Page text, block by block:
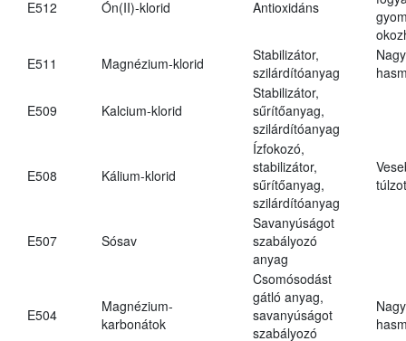
E512 Ón(II)-klorid Antioxidáns
E511
Magnézium-klorid
Stabilizátor,
szilárdítóanyag
E509 Kalcium-klorid
Stabilizátor,
sűrítőanyag,
szilárdítóanyag
E508 Kálium-klorid
Ízfokozó,
stabilizátor,
sűrítőanyag,
szilárdítóanyag
E507 Sósav
Savanyúságot
szabályozó
anyag
E504
Magnézium-
karbonátok
Csomósodást
gátló anyag,
savanyúságot
szabályozó